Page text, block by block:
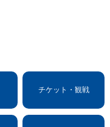
チケット・観戦